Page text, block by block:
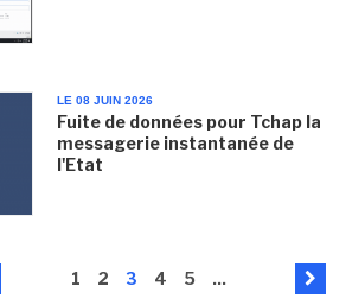
LE 08 JUIN 2026
Fuite de données pour Tchap la
messagerie instantanée de
l'Etat
1 2 3 4 5 ...